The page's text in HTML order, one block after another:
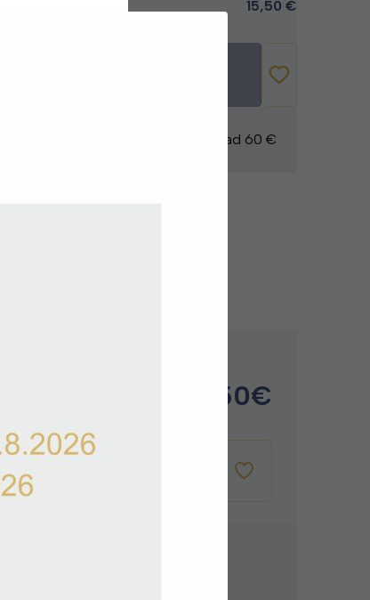
15,50 €
Doprava zadarmo pri nákupe nad 60 €
15.50€
VLOŽIŤ DO
zadarmo
pri nákupe nad 60 €